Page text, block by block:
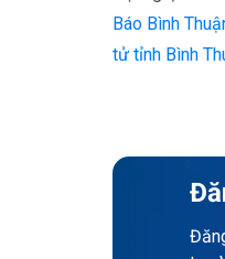
Báo Bình
tử tỉnh Bình